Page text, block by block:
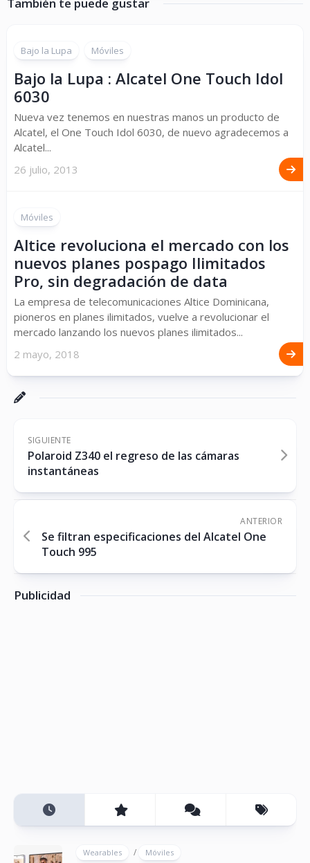
Bajo la Lupa Móviles
Bajo la Lupa : Alcatel One Touch Idol
6030
Nueva vez tenemos en nuestras manos un producto de
Alcatel, el One Touch Idol 6030, de nuevo agradecemos a
Alcatel...
26 julio, 2013
Móviles
Altice revoluciona el mercado con los
nuevos planes pospago Ilimitados
Pro, sin degradación de data
La empresa de telecomunicaciones Altice Dominicana,
pioneros en planes ilimitados, vuelve a revolucionar el
mercado lanzando los nuevos planes ilimitados...
2 mayo, 2018
SIGUIENTE
Polaroid Z340 el regreso de las cámaras
instantáneas
ANTERIOR
Se filtran especificaciones del Alcatel One
Touch 995
Publicidad
Wearables / Móviles